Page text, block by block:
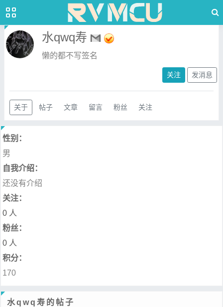
水qwq寿
懒的都不写签名
关注 发消息
关于 帖子 文章 留言 粉丝 关注
性别：
男
自我介绍：
还没有介绍
关注：
0 人
粉丝：
0 人
积分：
170
水qwq寿的帖子